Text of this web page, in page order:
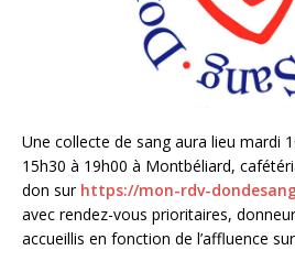
Une collecte de sang aura lieu mardi
15h30 à 19h00 à Montbéliard,
don sur https://mon-rdv-
avec rendez-vous prioritaires,
accueillis en fonction de l’affluence